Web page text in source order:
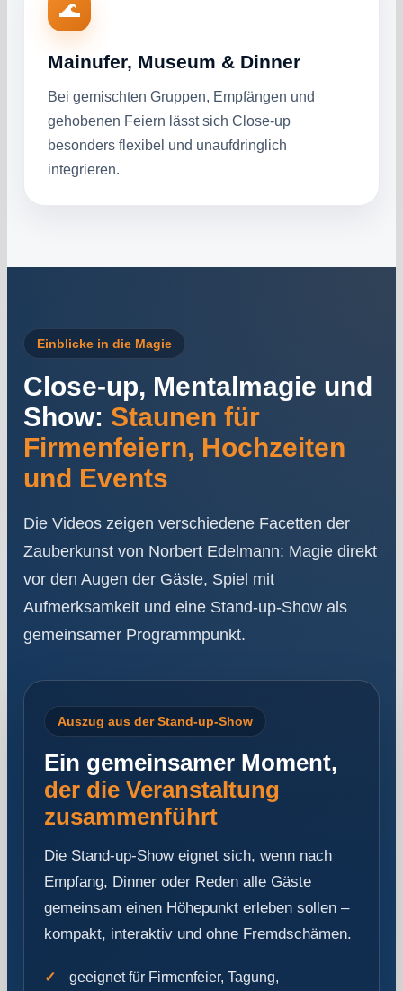
🌊
Mainufer, Museum & Dinner
Bei gemischten Gruppen, Empfängen und
gehobenen Feiern lässt sich Close-up
besonders flexibel und unaufdringlich
integrieren.
Einblicke in die Magie
Close-up, Mentalmagie und
Show: Staunen für
Firmenfeiern, Hochzeiten
und Events
Die Videos zeigen verschiedene Facetten der
Zauberkunst von Norbert Edelmann: Magie direkt
vor den Augen der Gäste, Spiel mit
Aufmerksamkeit und eine Stand-up-Show als
gemeinsamer Programmpunkt.
Auszug aus der Stand-up-Show
Ein gemeinsamer Moment,
der die Veranstaltung
zusammenführt
Die Stand-up-Show eignet sich, wenn nach
Empfang, Dinner oder Reden alle Gäste
gemeinsam einen Höhepunkt erleben sollen –
kompakt, interaktiv und ohne Fremdschämen.
geeignet für Firmenfeier, Tagung,